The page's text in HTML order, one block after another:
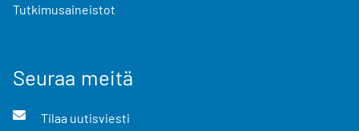
Tutkimusaineistot
Seuraa meitä
Tilaa uutisviesti